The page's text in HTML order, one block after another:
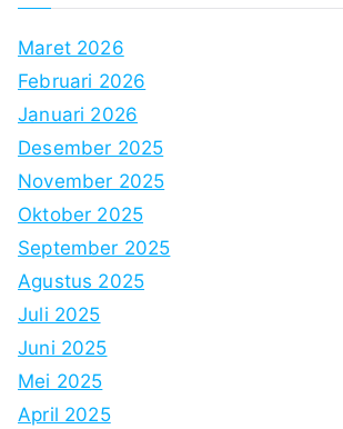
Maret 2026
Februari 2026
Januari 2026
Desember 2025
November 2025
Oktober 2025
September 2025
Agustus 2025
Juli 2025
Juni 2025
Mei 2025
April 2025